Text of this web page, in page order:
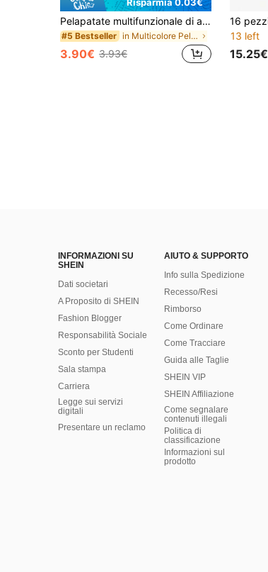
Pelapatate multifunzionale di alta qualità con manico in legno e apribottiglie, adatto per pelare frutta, zucche, patate, carote e altre verdure
#5 Bestseller in Multicolore Pelapatate e coltello per sbucciare
3.90€ 3.93€
13 left
15.25€
INFORMAZIONI SU
SHEIN
Dati societari
A Proposito di SHEIN
Fashion Blogger
Responsabilità Sociale
Sconto per Studenti
Sala stampa
Carriera
Legge sui servizi
digitali
Presentare un reclamo
AIUTO & SUPPORTO
Info sulla Spedizione
Recesso/Resi
Rimborso
Come Ordinare
Come Tracciare
Guida alle Taglie
SHEIN VIP
SHEIN Affiliazione
Come segnalare
contenuti illegali
Politica di
classificazione
​Informazioni sul
prodotto